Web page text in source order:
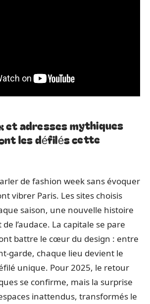
et adresses mythiques
les défilés cette
de fashion week sans évoquer
vibrer Paris. Les sites choisis
saison, une nouvelle histoire
l’audace. La capitale se pare
battre le cœur du design : entre
garde, chaque lieu devient le
unique. Pour 2025, le retour
se confirme, mais la surprise
inattendus, transformés le